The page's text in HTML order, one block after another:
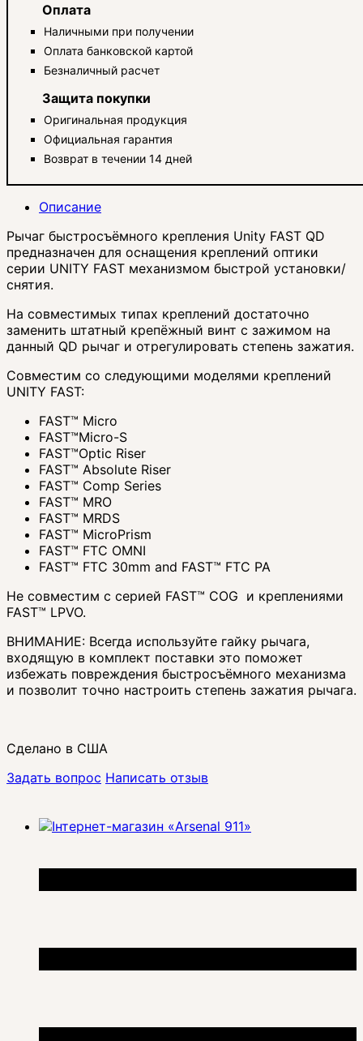
Оплата
Наличными при получении
Оплата банковской картой
Безналичный расчет
Защита покупки
Оригинальная продукция
Официальная гарантия
Возврат в течении 14 дней
Описание
Рычаг быстросъёмного крепления Unity FAST QD
предназначен для оснащения креплений оптики
серии UNITY FAST механизмом быстрой установки/
снятия.
На совместимых типах креплений достаточно
заменить штатный крепёжный винт с зажимом на
данный QD рычаг и отрегулировать степень зажатия.
Совместим со следующими моделями креплений
UNITY FAST:
FAST™ Micro
FAST™Micro-S
FAST™Optic Riser
FAST™ Absolute Riser
FAST™ Comp Series
FAST™ MRO
FAST™ MRDS
FAST™ MicroPrism
FAST™ FTC OMNI
FAST™ FTC 30mm and FAST™ FTC PA
Не совместим с серией FAST™ COG и креплениями
FAST™ LPVO.
ВНИМАНИЕ: Всегда используйте гайку рычага,
входящую в комплект поставки это поможет
избежать повреждения быстросъёмного механизма
и позволит точно настроить степень зажатия рычага.
Сделано в США
Задать вопрос Написать отзыв